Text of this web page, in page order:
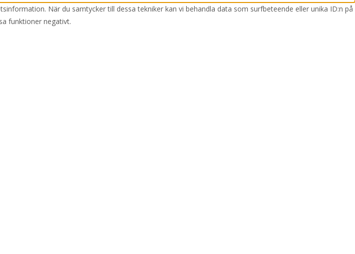
När du samtycker till dessa tekniker kan vi behandla data som surfbeteende eller unika ID:n på
funktioner negativt.